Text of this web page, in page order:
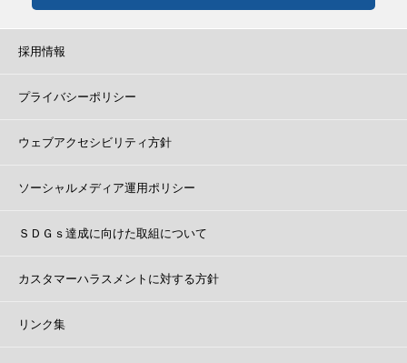
採用情報
プライバシーポリシー
ウェブアクセシビリティ方針
ソーシャルメディア運用ポリシー
ＳＤＧｓ達成に向けた取組について
カスタマーハラスメントに対する方針
リンク集